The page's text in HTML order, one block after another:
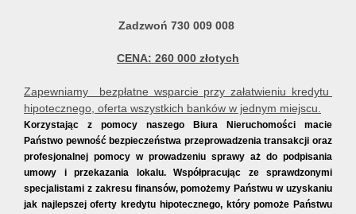
Zadzwoń 730 009 008
CENA: 260 000 złotych
Zapewniamy bezpłatne wsparcie przy załatwieniu kredytu
hipotecznego, oferta wszystkich banków w jednym miejscu.
Korzystając z pomocy naszego Biura Nieruchomości macie
Państwo pewność bezpieczeństwa przeprowadzenia transakcji oraz
profesjonalnej pomocy w prowadzeniu sprawy aż do podpisania
umowy i przekazania lokalu. Współpracując ze sprawdzonymi
specjalistami z zakresu finansów, pomożemy Państwu w uzyskaniu
jak najlepszej oferty kredytu hipotecznego, który pomoże Państwu